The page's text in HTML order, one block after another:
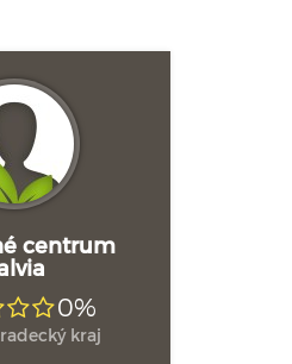
centrum
0%
kraj